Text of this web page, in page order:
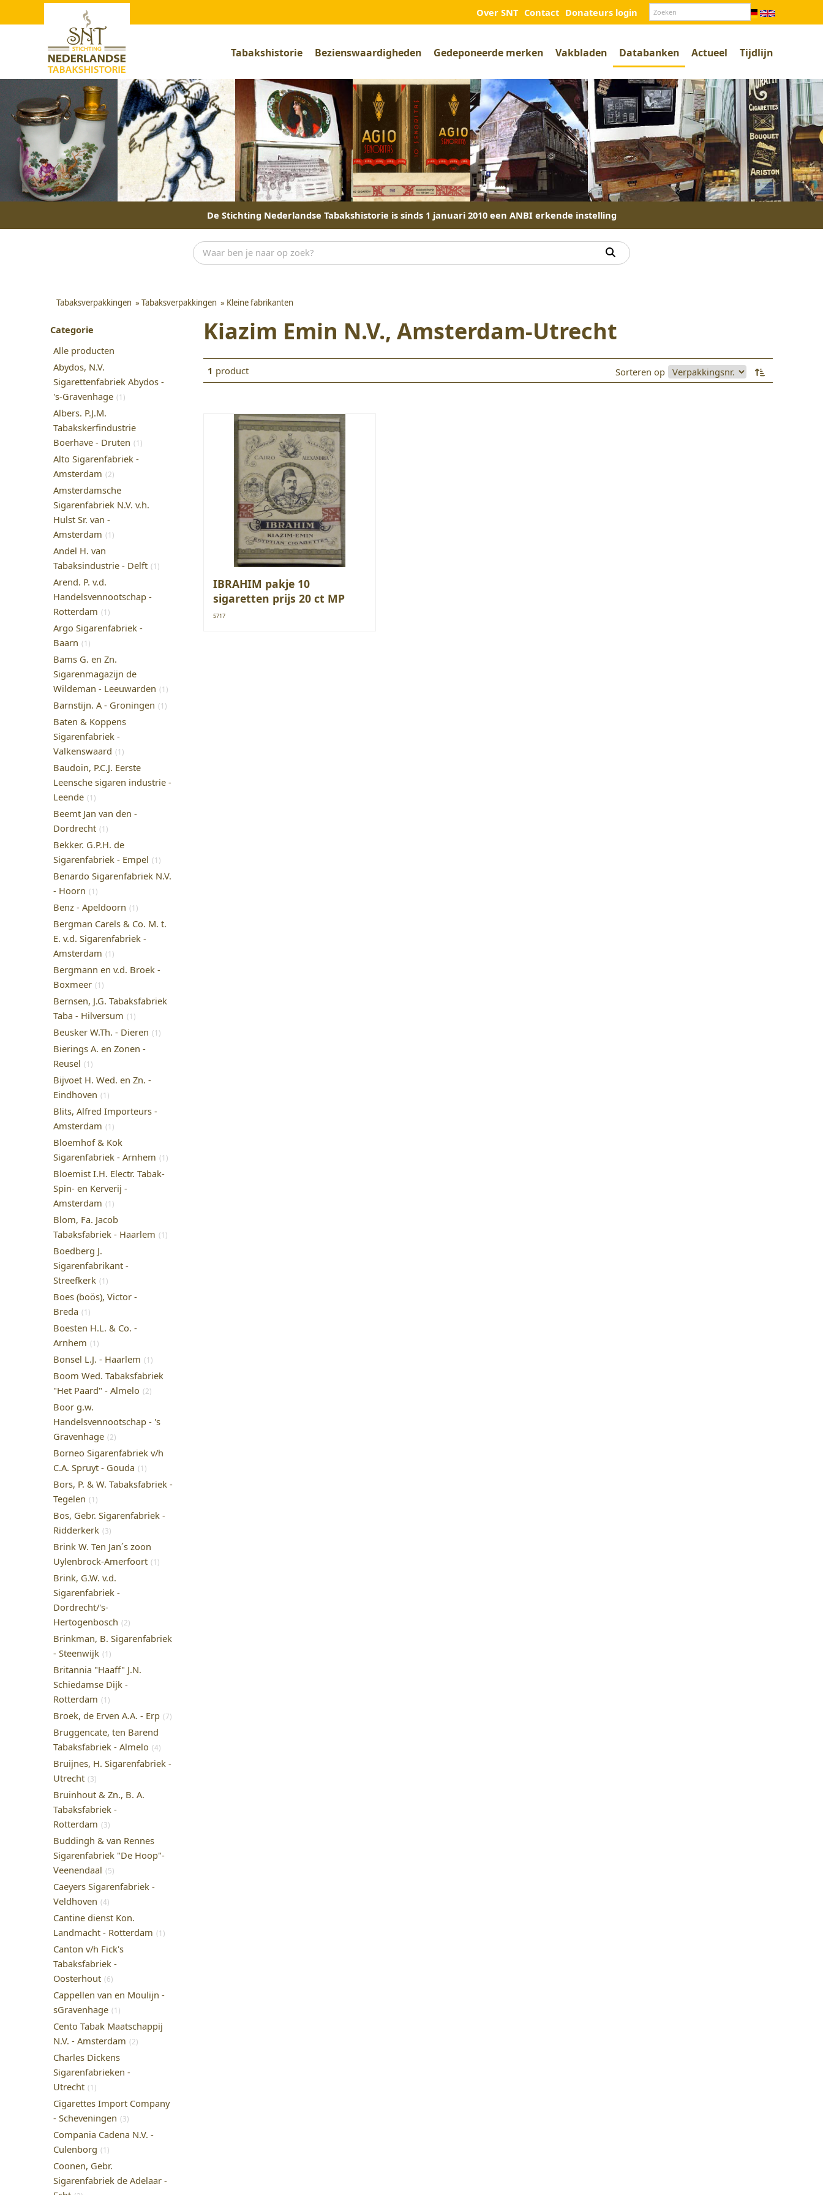
Over SNT Contact Donateurs login
Tabakshistorie Bezienswaardigheden Gedeponeerde merken Vakbladen Databanken Actueel Tijdlijn
De Stichting Nederlandse Tabakshistorie is sinds 1 januari 2010 een ANBI erkende instelling
Tabaksverpakkingen » Tabaksverpakkingen » Kleine fabrikanten
Categorie
Alle producten
Abydos, N.V.
Sigarettenfabriek Abydos -
's-Gravenhage (1)
Albers. P.J.M.
Tabakskerfindustrie
Boerhave - Druten (1)
Alto Sigarenfabriek -
Amsterdam (2)
Amsterdamsche
Sigarenfabriek N.V. v.h.
Hulst Sr. van -
Amsterdam (1)
Andel H. van
Tabaksindustrie - Delft (1)
Arend. P. v.d.
Handelsvennootschap -
Rotterdam (1)
Argo Sigarenfabriek -
Baarn (1)
Bams G. en Zn.
Sigarenmagazijn de
Wildeman - Leeuwarden (1)
Barnstijn. A - Groningen (1)
Baten & Koppens
Sigarenfabriek -
Valkenswaard (1)
Baudoin, P.C.J. Eerste
Leensche sigaren industrie -
Leende (1)
Beemt Jan van den -
Dordrecht (1)
Bekker. G.P.H. de
Sigarenfabriek - Empel (1)
Benardo Sigarenfabriek N.V.
- Hoorn (1)
Benz - Apeldoorn (1)
Bergman Carels & Co. M. t.
E. v.d. Sigarenfabriek -
Amsterdam (1)
Bergmann en v.d. Broek -
Boxmeer (1)
Bernsen, J.G. Tabaksfabriek
Taba - Hilversum (1)
Beusker W.Th. - Dieren (1)
Bierings A. en Zonen -
Reusel (1)
Bijvoet H. Wed. en Zn. -
Eindhoven (1)
Blits, Alfred Importeurs -
Amsterdam (1)
Bloemhof & Kok
Sigarenfabriek - Arnhem (1)
Bloemist I.H. Electr. Tabak-
Spin- en Kerverij -
Amsterdam (1)
Blom, Fa. Jacob
Tabaksfabriek - Haarlem (1)
Boedberg J.
Sigarenfabrikant -
Streefkerk (1)
Boes (boös), Victor -
Breda (1)
Boesten H.L. & Co. -
Arnhem (1)
Bonsel L.J. - Haarlem (1)
Boom Wed. Tabaksfabriek
"Het Paard" - Almelo (2)
Boor g.w.
Handelsvennootschap - 's
Gravenhage (2)
Borneo Sigarenfabriek v/h
C.A. Spruyt - Gouda (1)
Bors, P. & W. Tabaksfabriek -
Tegelen (1)
Bos, Gebr. Sigarenfabriek -
Ridderkerk (3)
Brink W. Ten Jan´s zoon
Uylenbrock-Amerfoort (1)
Brink, G.W. v.d.
Sigarenfabriek -
Dordrecht/'s-
Hertogenbosch (2)
Brinkman, B. Sigarenfabriek
- Steenwijk (1)
Britannia "Haaff" J.N.
Schiedamse Dijk -
Rotterdam (1)
Broek, de Erven A.A. - Erp (7)
Bruggencate, ten Barend
Tabaksfabriek - Almelo (4)
Bruijnes, H. Sigarenfabriek -
Utrecht (3)
Bruinhout & Zn., B. A.
Tabaksfabriek -
Rotterdam (3)
Buddingh & van Rennes
Sigarenfabriek "De Hoop"-
Veenendaal (5)
Caeyers Sigarenfabriek -
Veldhoven (4)
Cantine dienst Kon.
Landmacht - Rotterdam (1)
Canton v/h Fick's
Tabaksfabriek -
Oosterhout (6)
Cappellen van en Moulijn -
sGravenhage (1)
Cento Tabak Maatschappij
N.V. - Amsterdam (2)
Charles Dickens
Sigarenfabrieken -
Utrecht (1)
Cigarettes Import Company
- Scheveningen (3)
Compania Cadena N.V. -
Culenborg (1)
Coonen, Gebr.
Sigarenfabriek de Adelaar -
Kiazim Emin N.V., Amsterdam-Utrecht
1 product Sorteren op
IBRAHIM pakje 10
sigaretten prijs 20 ct MP
5717